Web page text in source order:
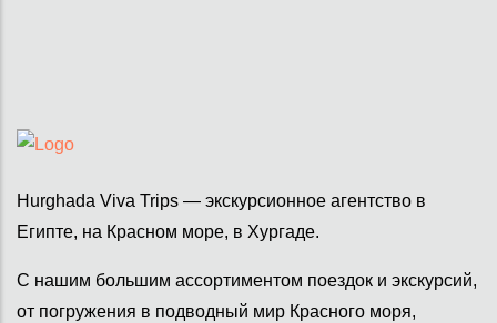
Hurghada Viva Trips — экскурсионное агентство в
Египте, на Красном море, в Хургаде.
С нашим большим ассортиментом поездок и экскурсий,
от погружения в подводный мир Красного моря,